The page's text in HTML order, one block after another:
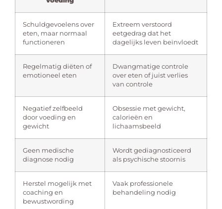
Schuldgevoelens over
eten, maar normaal
functioneren
Extreem verstoord
eetgedrag dat het
dagelijks leven beïnvloedt
Regelmatig diëten of
emotioneel eten
Dwangmatige controle
over eten of juist verlies
van controle
Negatief zelfbeeld
door voeding en
gewicht
Obsessie met gewicht,
calorieën en
lichaamsbeeld
Geen medische
diagnose nodig
Wordt gediagnosticeerd
als psychische stoornis
Herstel mogelijk met
coaching en
bewustwording
Vaak professionele
behandeling nodig